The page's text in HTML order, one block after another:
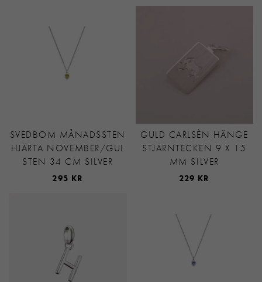
SVEDBOM MÅNADSSTEN
HJÄRTA NOVEMBER/GUL
STEN 34 CM SILVER
295 KR
GULD CARLSÈN HÄNGE
STJÄRNTECKEN 9 X 15
MM SILVER
229 KR